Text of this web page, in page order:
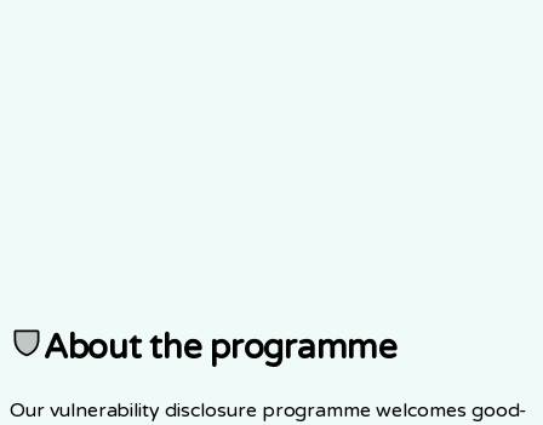
About the programme
Our vulnerability disclosure programme welcomes good-